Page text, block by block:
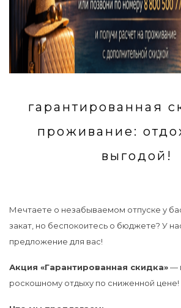
гарантированная
проживание:
выгодой!
Мечтаете о незабываемом отпуске у
закат, но беспокоитесь о бюджете? У
предложение для вас!
Акция «Гарантированная скидка»—
роскошному отдыху по сниженной цене!